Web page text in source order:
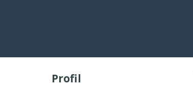
Profil